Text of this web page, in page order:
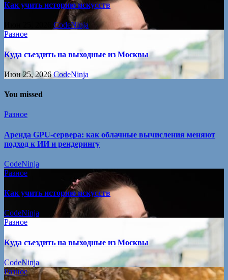
Как учить историю искусств
CodeNinja
Разное
Куда съездить на выходные из Москвы
Июн 25, 2026CodeNinja
You missed
Разное
Аренда GPU-сервера: как облачные вычисления меняют
подход к ИИ и рендерингу
CodeNinja
Разное
Как учить историю искусств
CodeNinja
Разное
Куда съездить на выходные из Москвы
CodeNinja
Разное